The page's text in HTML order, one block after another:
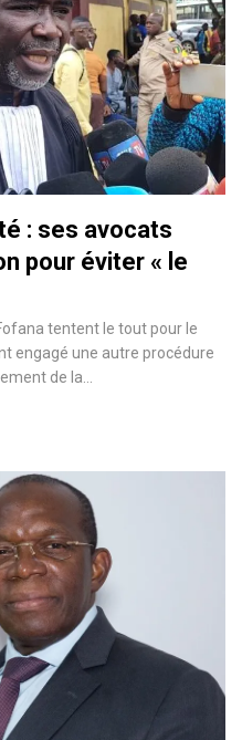
: ses avocats
pour éviter « le
tentent le tout pour le
engagé une autre procédure
de la…